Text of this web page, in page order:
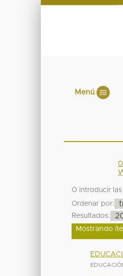
Menú
O introducir
Ordenar por:
Resultados:
Mostrando